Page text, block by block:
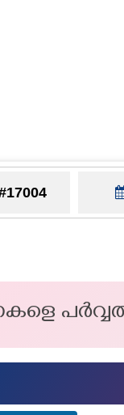
പര്‍വ്വത